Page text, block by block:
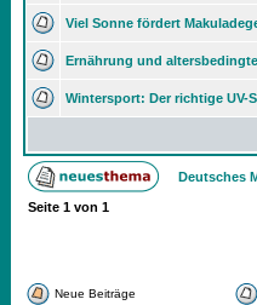
Viel Sonne fördert
Ernährung und
Wintersport: Der richtige UV-
Deutsches
Seite 1 von 1
Neue Beiträge